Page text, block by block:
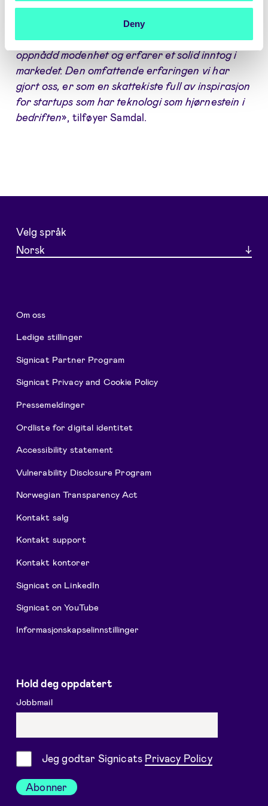
Deny
for seg en framtid full av teknologi, noe som kan
utgjøre en betydelig fordel for startups. For
tiden er vi i en fase der teknologien vår har
oppnådd modenhet og erfarer et solid inntog i
markedet. Den omfattende erfaringen vi har
gjort oss, er som en skattekiste full av inspirasjon
for startups som har teknologi som hjørnestein i
bedriften», tilføyer Samdal.
Velg språk
Norsk
Om oss
Ledige stillinger
Signicat Partner Program
Signicat Privacy and Cookie Policy
Pressemeldinger
Ordliste for digital identitet
Accessibility statement
Vulnerability Disclosure Program
Norwegian Transparency Act
Kontakt salg
Kontakt support
Kontakt kontorer
Signicat on LinkedIn
Signicat on YouTube
Informasjonskapselinnstillinger
Hold deg oppdatert
Jobbmail
SamtykkeJeg godtar Signicats Privacy Policy
Abonner